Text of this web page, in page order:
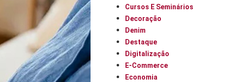
Cursos E Seminários
Decoração
Denim
Destaque
Digitalização
E-Commerce
Economia